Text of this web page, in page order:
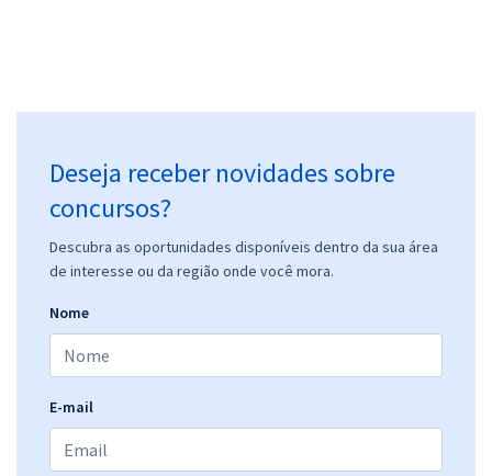
Deseja receber novidades sobre
concursos?
Descubra as oportunidades disponíveis dentro da sua área
de interesse ou da região onde você mora.
Nome
E-mail